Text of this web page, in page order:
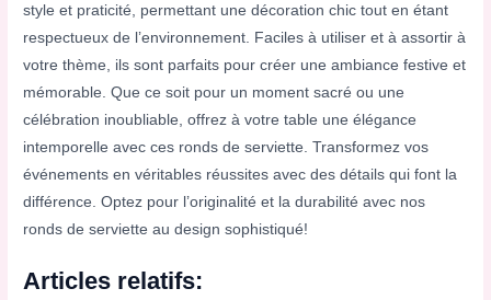
style et praticité, permettant une décoration chic tout en étant
respectueux de l’environnement. Faciles à utiliser et à assortir à
votre thème, ils sont parfaits pour créer une ambiance festive et
mémorable. Que ce soit pour un moment sacré ou une
célébration inoubliable, offrez à votre table une élégance
intemporelle avec ces ronds de serviette. Transformez vos
événements en véritables réussites avec des détails qui font la
différence. Optez pour l’originalité et la durabilité avec nos
ronds de serviette au design sophistiqué!
Articles relatifs: